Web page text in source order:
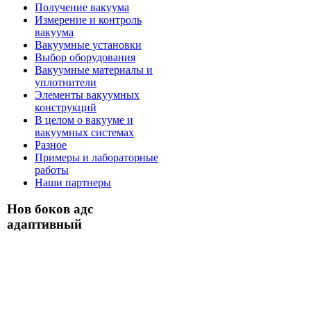
Получение вакуума
Измерение и контроль
вакуума
Вакуумные установки
Выбор оборудования
Вакуумные материалы и
уплотнители
Элементы вакуумных
конструкций
В целом о вакууме и
вакуумных системах
Разное
Примеры и лабораторные
работы
Наши партнеры
Нов боков адс
адаптивный